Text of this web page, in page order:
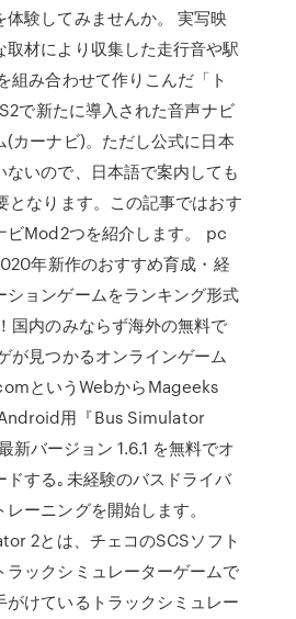
体験してみませんか。 実写映
材により収集した走行音や駅
組み合わせて作りこんだ「ト
で新たに導入された音声ナビ
(カーナビ)。ただし公式に日本
いので、日本語で案内しても
となります。この記事ではおす
ビMod2つを紹介します。 pc
年新作のおすすめ育成・経
ションゲームをランキング形式
国内のみならず海外の無料で
が見つかるオンラインゲーム
というWebからMageeks
用『Bus Simulator
新バージョン 1.6.1 を無料でオ
ドする｡未経験のバスドライバ
ーニングを開始します。
2とは、チェコのSCSソフト
ラックシミュレーターゲームで
がけているトラックシミュレー